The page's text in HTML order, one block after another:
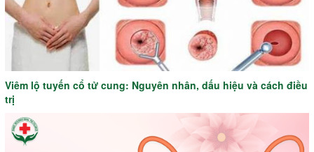
Viêm lộ tuyến cổ tử cung: Nguyên nhân, dấu hiệu và cách điều
trị